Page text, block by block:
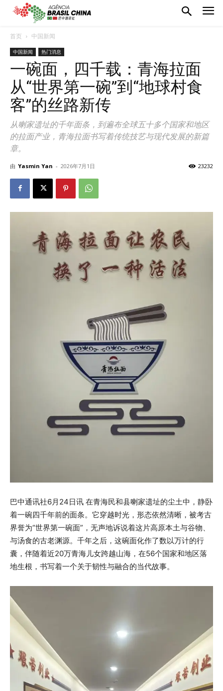
首页 中国新闻
中国新闻 热门消息
一碗面，四千载：青海拉面
从“世界第一碗”到“地球村食
客”的丝路新传
从喇家遗址的千年面条，到遍布全球五十多个国家和地区
的拉面产业，青海拉面书写着传统技艺与现代发展的新篇
章。
由 Yasmin Yan - 2026年7月1日 23232
巴中通讯社6月24日讯 在青海民和县喇家遗址的尘土中，静卧
着一碗四千年前的面条。它穿越时光，形态依然清晰，被考古
界誉为“世界第一碗面”，无声地诉说着这片高原本土与谷物、
与汤食的古老渊源。千年之后，这碗面化作了数以万计的行
囊，伴随着近20万青海儿女跨越山海，在56个国家和地区落
地生根，书写着一个关于韧性与融合的当代故事。